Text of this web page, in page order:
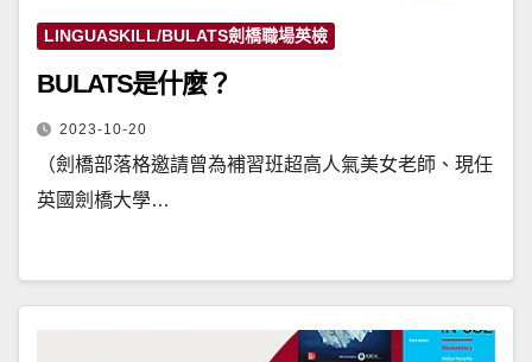
LINGUASKILL/BULATS劍橋職場英檢
BULATS是什麼？
2023-10-20
（劍橋部落格邀請曾為補習班超高人氣美女老師、現任
英國劍橋大學…